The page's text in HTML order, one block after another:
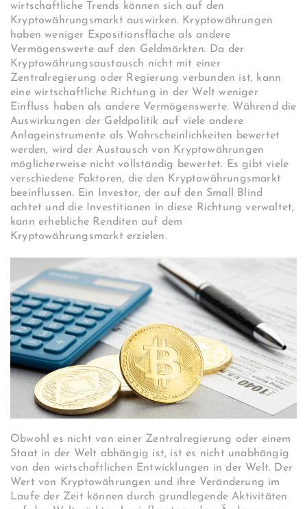
wirtschaftliche Trends können sich auf den
Kryptowährungsmarkt auswirken. Kryptowährungen
haben weniger Expositionsfläche als andere
Vermögenswerte auf den Geldmärkten. Da der
Kryptowährungsaustausch nicht mit einer
Zentralregierung oder Regierung verbunden ist, kann
eine wirtschaftliche Richtung in der Welt weniger
Einfluss haben als andere Vermögenswerte. Während die
Auswirkungen der Geldpolitik auf viele andere
Anlageinstrumente als Wahrscheinlichkeiten bewertet
werden, wird der Austausch von Kryptowährungen
möglicherweise nicht vollständig bewertet. Es gibt viele
verschiedene Faktoren, die den Kryptowährungsmarkt
beeinflussen. Ein Investor, der auf den Small Blind
achtet und die Investitionen in diese Richtung verwaltet,
kann erhebliche Renditen auf dem
Kryptowährungsmarkt erzielen.
Obwohl es nicht von einer Zentralregierung oder einem
Staat in der Welt abhängig ist, ist es nicht unabhängig
von den wirtschaftlichen Entwicklungen in der Welt. Der
Wert von Kryptowährungen und ihre Veränderung im
Laufe der Zeit können durch grundlegende Aktivitäten